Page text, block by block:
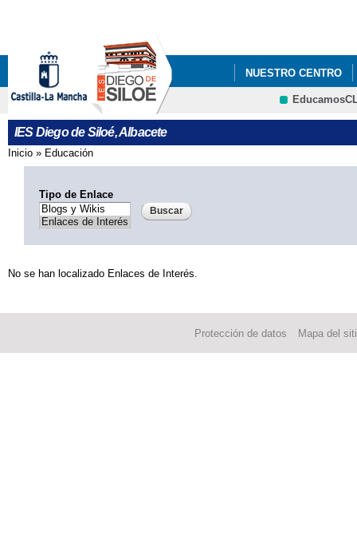
NUESTRO CENTRO
INFÓRMATE AMPA
IES Diego de Siloé, Albacete
Se encuentra usted aquí
Inicio » Educación
Tipo de Enlace
No se han localizado Enlaces de Interés.
Protección de datos Mapa del